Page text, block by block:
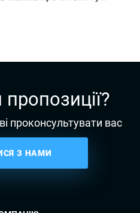
проконсультувати вас
З НАМИ